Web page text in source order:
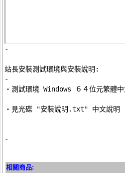
-
站長安裝測試環境與安裝說明:
-
‧測試環境 Windows ６４位元繁體
‧見光碟 "安裝說明.txt" 中文說明
-
相關商品: